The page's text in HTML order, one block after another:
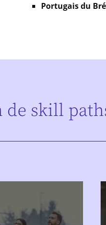
Portugais du
de skill